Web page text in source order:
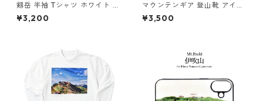
剱岳 半袖 Tシャツ ホワイト ド
ライ 吸水速乾 山 登山 山Tシャ
ツ 山のイラスト
¥3,200
マウンテンギア 登山靴 アイゼ
ン ピッケル 強化ガラス iphon
e スマホケース スマホカバー
¥3,500